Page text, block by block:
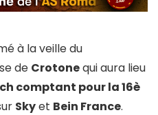
à la veille du
de Crotonequi aura lieu
comptant pour la 16è
Skyet Bein France.